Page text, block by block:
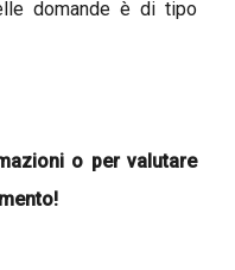
domande è di tipo
o per valutare